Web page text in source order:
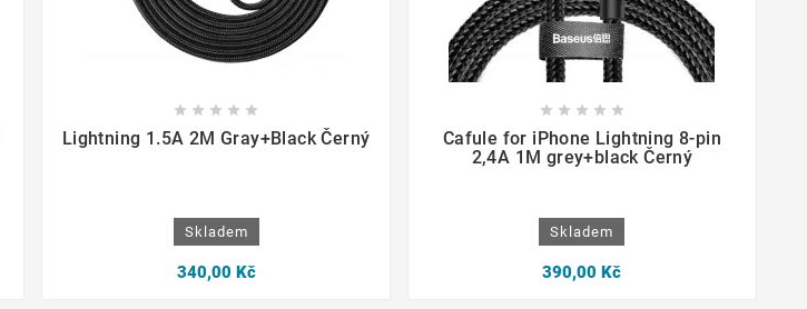
    
Lightning 1.5A 2M Gray+Black Černý
Skladem
340,00 Kč
    
Cafule for iPhone Lightning 8-pin
2,4A 1M grey+black Černý
Skladem
390,00 Kč